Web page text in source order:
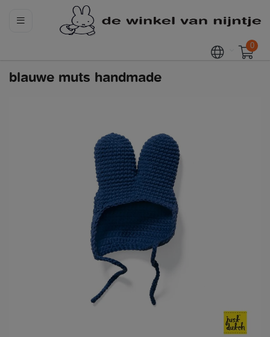
0
blauwe muts handmade